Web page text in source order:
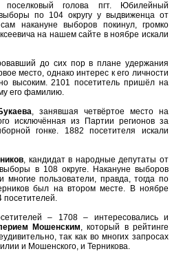
поселковый голова пгт. Юбилейный
по 104 округу у выдвиженца от
накануне выборов покинул, громко
на нашем сайте в ноябре искали
до сих пор в плане удержания
место, однако интерес к его личности
высоким. 2101 посетитель пришёл на
его фамилию.
, занявшая четвёртое место на
исключённая из Партии регионов за
гонке. 1882 посетителя искали
, кандидат в народные депутаты от
в 108 округе. Накануне выборов
пользователи, правда, тогда по
был на втором месте. В ноябре
посетителей.
– 1708 – интересовались и
Мошенским, который в рейтинге
так как во многих запросах
и Мошенского, и Терникова.